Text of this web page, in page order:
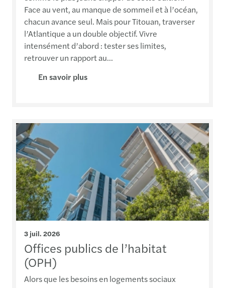
Face au vent, au manque de sommeil et à l’océan,
chacun avance seul. Mais pour Titouan, traverser
l’Atlantique a un double objectif. Vivre
intensément d’abord : tester ses limites,
retrouver un rapport au...
En savoir plus
3 juil. 2026
Offices publics de l’habitat
(OPH)
Alors que les besoins en logements sociaux